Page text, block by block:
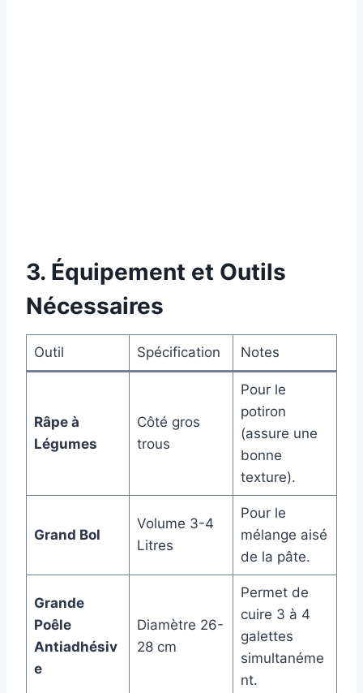
3. Équipement et Outils
Nécessaires
Outil Spécification Notes
Râpe à
Légumes
Côté gros
trous
Pour le
potiron
(assure une
bonne
texture).
Grand Bol
Volume 3-4
Litres
Pour le
mélange aisé
de la pâte.
Grande
Poêle
Antiadhésiv
e
Diamètre 26-
28 cm
Permet de
cuire 3 à 4
galettes
simultanéme
nt.